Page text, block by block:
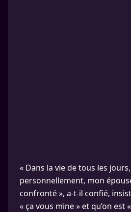
« Dans la vie de tous les jours,
personnellement, mon
confronté », a-t-il confié,
« ça vous mine » et qu’on est